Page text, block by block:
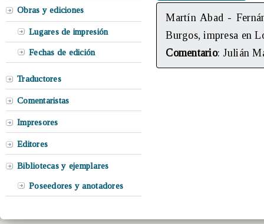
Obras y ediciones
Lugares de impresión
Fechas de edición
Traductores
Comentaristas
Impresores
Editores
Bibliotecas y ejemplares
Poseedores y anotadores
Martín Abad -
Burgos, impresa en
Comentario: Julián